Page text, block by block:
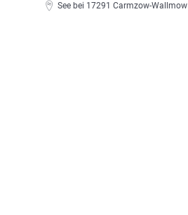
See bei 17291 Carmzow-Wallmow